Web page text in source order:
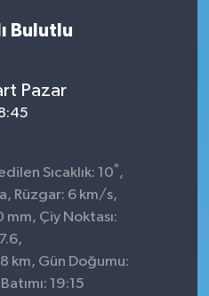
Bulutlu
Pazar
Sıcaklık: 10° ,
Rüzgar: 6 km/s,
mm, Çiy Noktası:
7.6,
km, Gün Doğumu:
19:15